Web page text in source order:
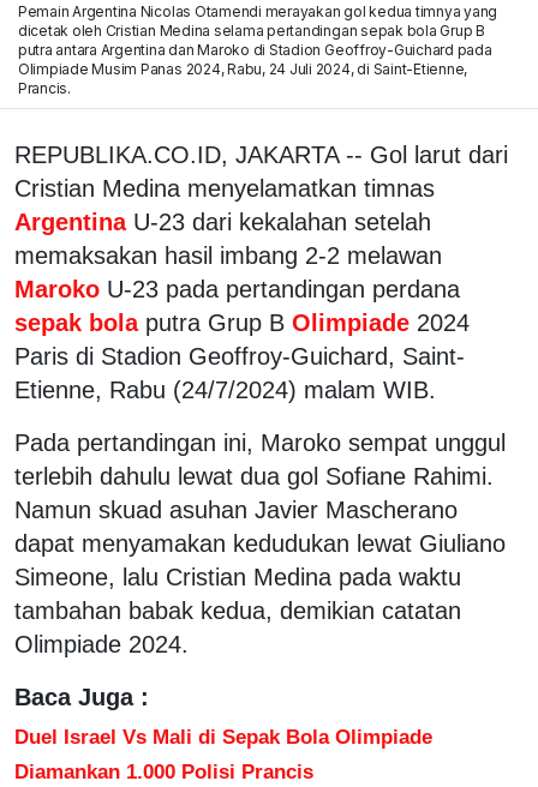
Pemain Argentina Nicolas Otamendi merayakan gol kedua timnya yang
dicetak oleh Cristian Medina selama pertandingan sepak bola Grup B
putra antara Argentina dan Maroko di Stadion Geoffroy-Guichard pada
Olimpiade Musim Panas 2024, Rabu, 24 Juli 2024, di Saint-Etienne,
Prancis.
REPUBLIKA.CO.ID, JAKARTA -- Gol larut dari
Cristian Medina menyelamatkan timnas
Argentina U-23 dari kekalahan setelah
memaksakan hasil imbang 2-2 melawan
Maroko U-23 pada pertandingan perdana
sepak bola putra Grup B Olimpiade 2024
Paris di Stadion Geoffroy-Guichard, Saint-
Etienne, Rabu (24/7/2024) malam WIB.
Pada pertandingan ini, Maroko sempat unggul
terlebih dahulu lewat dua gol Sofiane Rahimi.
Namun skuad asuhan Javier Mascherano
dapat menyamakan kedudukan lewat Giuliano
Simeone, lalu Cristian Medina pada waktu
tambahan babak kedua, demikian catatan
Olimpiade 2024.
Baca Juga :
Duel Israel Vs Mali di Sepak Bola Olimpiade
Diamankan 1.000 Polisi Prancis